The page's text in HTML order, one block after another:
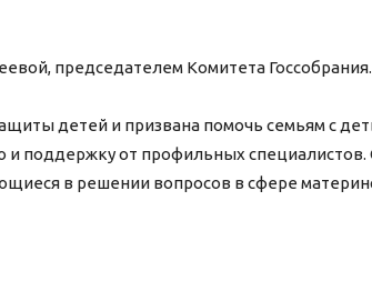
председателем Комитета Госсобрания.
детей и призвана помочь семьям с
и поддержку от профильных специалистов.
в решении вопросов в сфере